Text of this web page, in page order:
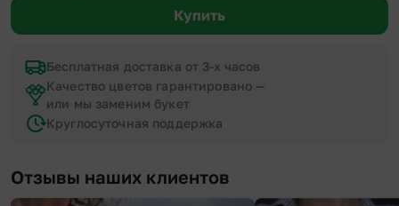
Купить
Бесплатная доставка от 3-х часов
Качество цветов гарантировано —
или мы заменим букет
Круглосуточная поддержка
Отзывы наших клиентов